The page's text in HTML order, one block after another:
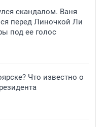
скандалом. Ваня
перед Линочкой Ли
под ее голос
Что известно о